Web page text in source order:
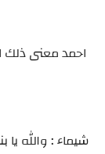
احمد معنى
شيماء : والله